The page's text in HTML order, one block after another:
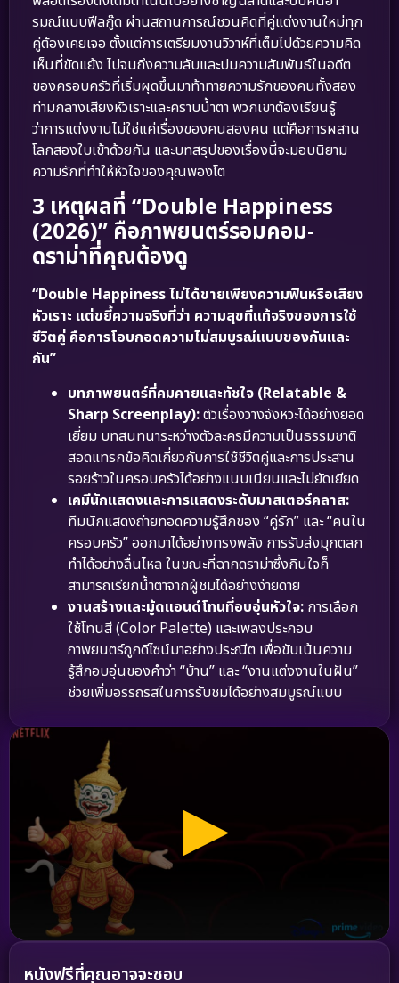
รมณ์แบบฟีลกู๊ด ผ่านสถานการณ์ชวนคิดที่คู่แต่งงานใหม่ทุก
คู่ต้องเคยเจอ ตั้งแต่การเตรียมงานวิวาห์ที่เต็มไปด้วยความคิด
เห็นที่ขัดแย้ง ไปจนถึงความลับและปมความสัมพันธ์ในอดีต
ของครอบครัวที่เริ่มผุดขึ้นมาท้าทายความรักของคนทั้งสอง
ท่ามกลางเสียงหัวเราะและคราบน้ำตา พวกเขาต้องเรียนรู้
ว่าการแต่งงานไม่ใช่แค่เรื่องของคนสองคน แต่คือการผสาน
โลกสองใบเข้าด้วยกัน และบทสรุปของเรื่องนี้จะมอบนิยาม
ความรักที่ทำให้หัวใจของคุณพองโต
3 เหตุผลที่ “Double Happiness
(2026)” คือภาพยนตร์รอมคอม-
ดราม่าที่คุณต้องดู
“Double Happiness ไม่ได้ขายเพียงความฟินหรือเสียง
หัวเราะ แต่ขยี้ความจริงที่ว่า ความสุขที่แท้จริงของการใช้
ชีวิตคู่ คือการโอบกอดความไม่สมบูรณ์แบบของกันและ
กัน”
บทภาพยนตร์ที่คมคายและทัชใจ (Relatable &
Sharp Screenplay):ตัวเรื่องวางจังหวะได้อย่างยอด
เยี่ยม บทสนทนาระหว่างตัวละครมีความเป็นธรรมชาติ
สอดแทรกข้อคิดเกี่ยวกับการใช้ชีวิตคู่และการประสาน
รอยร้าวในครอบครัวได้อย่างแนบเนียนและไม่ยัดเยียด
เคมีนักแสดงและการแสดงระดับมาสเตอร์คลาส:
ทีมนักแสดงถ่ายทอดความรู้สึกของ “คู่รัก” และ “คนใน
ครอบครัว” ออกมาได้อย่างทรงพลัง การรับส่งมุกตลก
ทำได้อย่างลื่นไหล ในขณะที่ฉากดราม่าซึ้งกินใจก็
สามารถเรียกน้ำตาจากผู้ชมได้อย่างง่ายดาย
งานสร้างและมู้ดแอนด์โทนที่อบอุ่นหัวใจ: การเลือก
ใช้โทนสี (Color Palette) และเพลงประกอบ
ภาพยนตร์ถูกดีไซน์มาอย่างประณีต เพื่อขับเน้นความ
รู้สึกอบอุ่นของคำว่า “บ้าน” และ “งานแต่งงานในฝัน”
ช่วยเพิ่มอรรถรสในการรับชมได้อย่างสมบูรณ์แบบ
หนังฟรีที่คุณอาจจะชอบ